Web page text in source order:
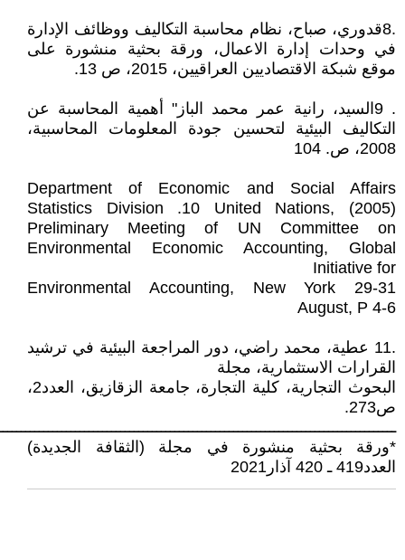
.8قدوري، صباح، نظام محاسبة التكاليف ووظائف الإدارة
في وحدات إدارة الاعمال، ورقة بحثية منشورة على
موقع شبكة الاقتصاديين العراقيين، 2015، ص 13.
. 9السيد، رانية عمر محمد الباز" أهمية المحاسبة عن
التكاليف البيئية لتحسين جودة المعلومات المحاسبية،
2008، ص. 104
Department of Economic and Social Affairs
Statistics Division .10 United Nations, (2005)
Preliminary Meeting of UN Committee on
Environmental Economic Accounting, Global
Initiative for
Environmental Accounting, New York 29-31
August, P 4-6
.11 عطية، محمد راضي، دور المراجعة البيئية في ترشيد
القرارات الاستثمارية، مجلة
البحوث التجارية، كلية التجارة، جامعة الزقازيق، العدد2،
ص273.
*ورقة بحثية منشورة في مجلة (الثقافة الجديدة)
العدد419 ـ 420 آذار2021